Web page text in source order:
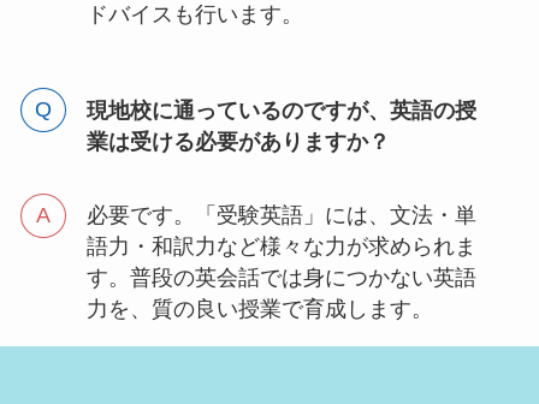
ドバイスも行います。
現地校に通っているのですが、英語の授
業は受ける必要がありますか？
必要です。「受験英語」には、文法・単
語力・和訳力など様々な力が求められま
す。普段の英会話では身につかない英語
力を、質の良い授業で育成します。